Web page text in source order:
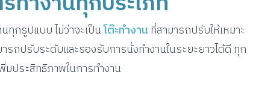
ทุกรูปแบบ ไม่ว่าจะเป็นโต๊ะทำงาน ที่สามารถปรับให้เหมาะ
รถปรับระดับและรองรับการนั่งทำงานในระยะยาวได้ดี ทุก
ประสิทธิภาพในการทำงาน